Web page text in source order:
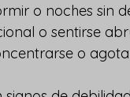
o noches sin
o sentirse
o